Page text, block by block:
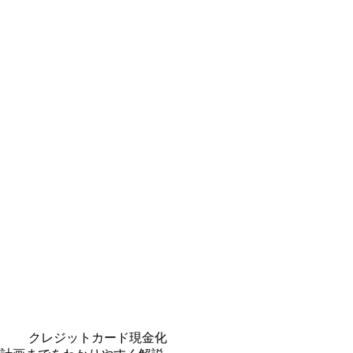
クレジットカード現金化